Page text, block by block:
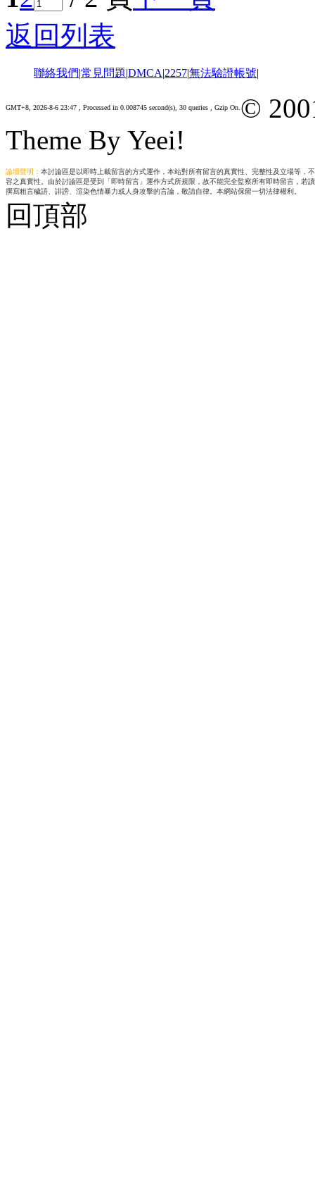
返回列表
聯絡我們|常見問題|DMCA|2257|無法驗證帳號|
GMT+8, 2026-8-6 23:47 , Processed in 0.008745 second(s), 30 queries , Gzip On. ©
Theme By Yeei!
論壇聲明： 本討論區是以即時上載留言的方式運作，本站對所有留言的真實性、完整性及立場等
容之真實性。由於討論區是受到「即時留言」運作方式所規限，故不能完全監察所有即時留言，
撰寫粗言穢語、誹謗、渲染色情暴力或人身攻擊的言論，敬請自律。本網站保留一切法律權利。
回頂部